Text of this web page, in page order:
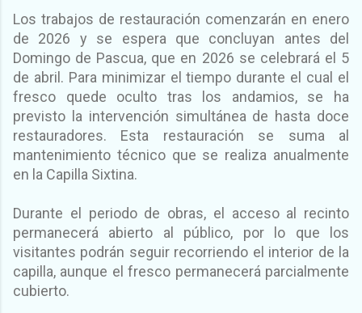
Los trabajos de restauración comenzarán en enero
de 2026 y se espera que concluyan antes del
Domingo de Pascua, que en 2026 se celebrará el 5
de abril. Para minimizar el tiempo durante el cual el
fresco quede oculto tras los andamios, se ha
previsto la intervención simultánea de hasta doce
restauradores. Esta restauración se suma al
mantenimiento técnico que se realiza anualmente
en la Capilla Sixtina.
Durante el periodo de obras, el acceso al recinto
permanecerá abierto al público, por lo que los
visitantes podrán seguir recorriendo el interior de la
capilla, aunque el fresco permanecerá parcialmente
cubierto.